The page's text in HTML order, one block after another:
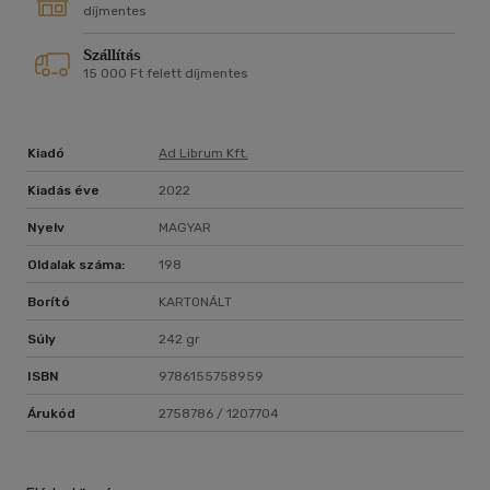
lapozz a kötet címét (is) adó Állati novellához.
díjmentes
Szállítás
15 000 Ft felett díjmentes
Kiadó Ad Librum Kft.
Kiadás éve 2022
Nyelv MAGYAR
Oldalak száma: 198
Borító KARTONÁLT
Súly 242 gr
ISBN 9786155758959
Árukód 2758786 / 1207704